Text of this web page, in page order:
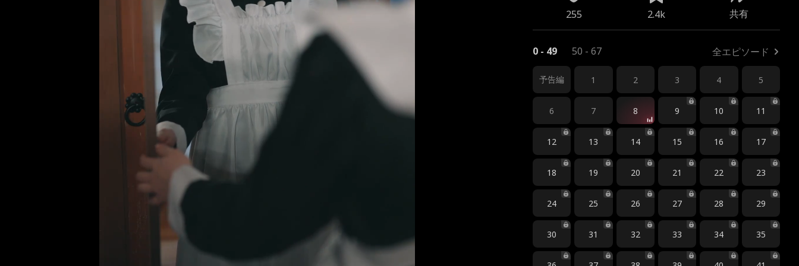
255 2.4k 共有
0 - 49 50 - 67 全エピソード
予告編 1 2 3 4 5
6 7 8 9 10 11
12 13 14 15 16 17
18 19 20 21 22 23
24 25 26 27 28 29
30 31 32 33 34 35